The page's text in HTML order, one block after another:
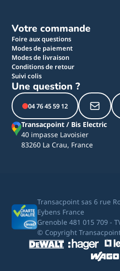
Votre commande
Foire aux questions
Modes de paiement
Modes de livraison
Conditions de retour
Suivi colis
Une question ?
04 76 45 59 12
Transacpoint / Bis Electric
40 impasse Lavoisier
83260 La Crau, France
Transacpoint sas 6 rue
Eybens France
Grenoble 481 015 709 -
© Copyright